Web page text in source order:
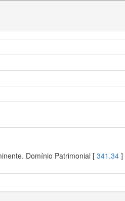
Domínio Patrimonial [ 341.34 ]